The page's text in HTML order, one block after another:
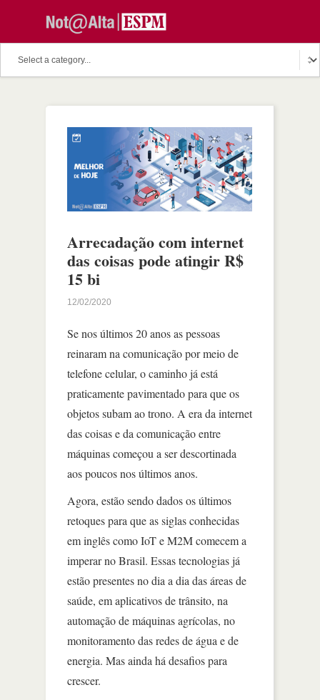
Arrecadação com internet
das coisas pode atingir R$
15 bi
12/02/2020
Se nos últimos 20 anos as pessoas
reinaram na comunicação por meio de
telefone celular, o caminho já está
praticamente pavimentado para que os
objetos subam ao trono. A era da internet
das coisas e da comunicação entre
máquinas começou a ser descortinada
aos poucos nos últimos anos.
Agora, estão sendo dados os últimos
retoques para que as siglas conhecidas
em inglês como IoT e M2M comecem a
imperar no Brasil. Essas tecnologias já
estão presentes no dia a dia das áreas de
saúde, em aplicativos de trânsito, na
automação de máquinas agrícolas, no
monitoramento das redes de água e de
energia. Mas ainda há desafios para
crescer.